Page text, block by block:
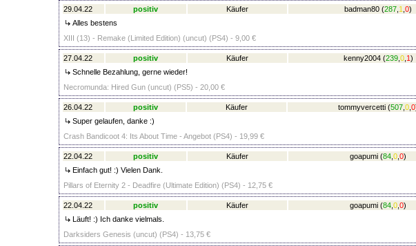
29.04.22 positiv Käufer badman80 (287 1 0)
Alles bestens
XIII (13) - Remake (Limited Edition) (uncut) (PS4) - 9,00 €
27.04.22 positiv Käufer kenny2004 (239, 0, 1)
Schnelle Bezahlung, gerne wieder!
Necromunda: Hired Gun (uncut) (PS5) - 20,00 €
26.04.22 positiv Käufer tommyvercetti (507, 0, 0
Super gelaufen, danke :)
Crash Bandicoot 4: Its About Time - Angebot (PS4) - 19,99 €
22.04.22 positiv Käufer goapumi (84 0 0)
Einfach gut! :) Vielen Dank.
Pillars of Eternity 2 - Deadfire (Ultimate Edition) (PS4) - 12,75 €
22.04.22 positiv Käufer goapumi (84 0 0)
Läuft! :) Ich danke vielmals.
Darksiders Genesis (uncut) (PS4) - 13,75 €